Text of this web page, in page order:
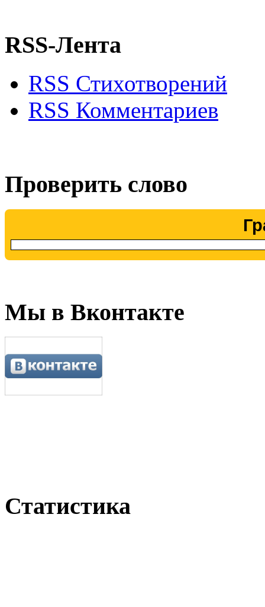
RSS-Лента
RSS Стихотворений
RSS Комментариев
Проверить слово
Мы в Вконтакте
Статистика